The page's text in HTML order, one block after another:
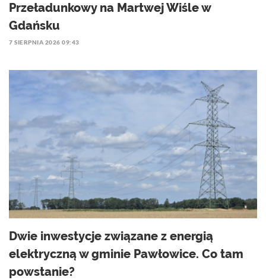
Przeładunkowy na Martwej Wiśle w
Gdańsku
7 SIERPNIA 2026 09:43
Dwie inwestycje związane z energią
elektryczną w gminie Pawłowice. Co tam
powstanie?